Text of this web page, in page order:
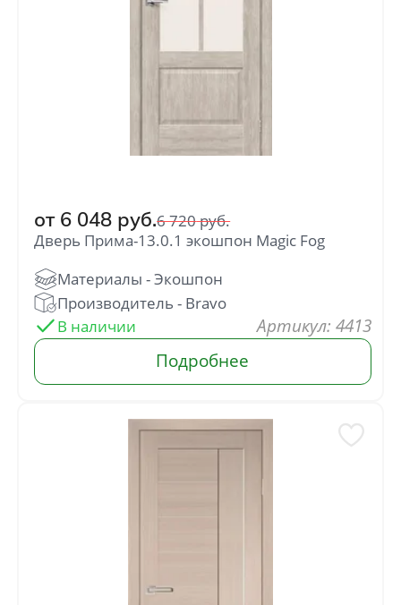
от 6 048 руб.6 720руб.
Дверь Прима-13.0.1 экошпон Magic Fog
: 4413